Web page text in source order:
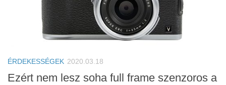
ÉRDEKESSÉGEK 2020.03.18
Ezért nem lesz soha full frame szenzoros a